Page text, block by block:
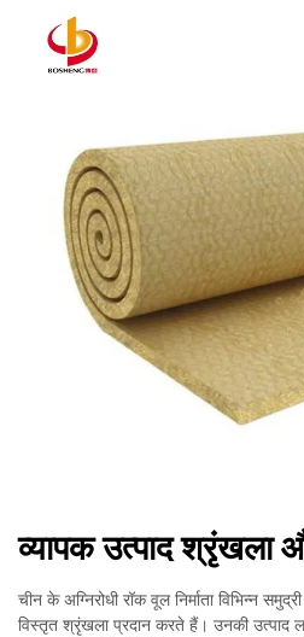
व्यापक उत्पाद श्रृंखला
चीन के अग्निरोधी रॉक वूल निर्माता विभिन्न
विस्तृत श्रृंखला प्रदान करते हैं। उनकी उत्पाद